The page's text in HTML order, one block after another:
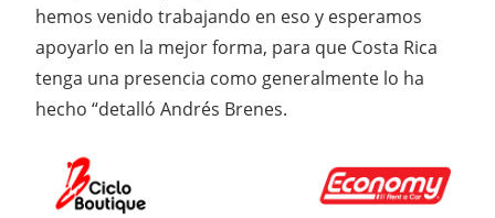
hemos venido trabajando en eso y esperamos
apoyarlo en la mejor forma, para que Costa Rica
tenga una presencia como generalmente lo ha
hecho “detalló Andrés Brenes.